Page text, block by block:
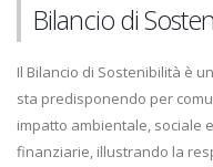
Bilancio di
Il Bilancio di Sostenibilità è
sta predisponendo per
impatto ambientale, sociale
finanziarie, illustrando la